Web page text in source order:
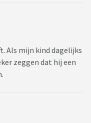
Als mijn kind dagelijks
zeggen dat hij een